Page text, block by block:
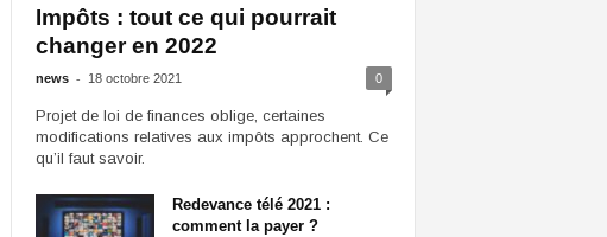
Impôts : tout ce qui pourrait
changer en 2022
news - 18 octobre 2021 0
Projet de loi de finances oblige, certaines
modifications relatives aux impôts approchent. Ce
qu’il faut savoir.
Redevance télé 2021 :
comment la payer ?